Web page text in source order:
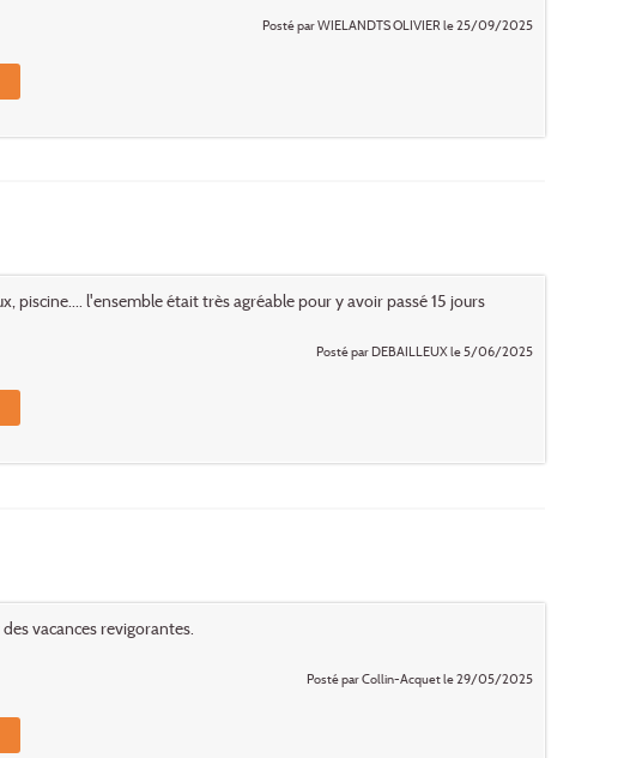
Posté par WIELANDTS OLIVIER le 25/09/2025
piscine.... l'ensemble était très agréable pour y avoir passé 15 jours
Posté par DEBAILLEUX le 5/06/2025
vacances revigorantes.
Posté par Collin-Acquet le 29/05/2025